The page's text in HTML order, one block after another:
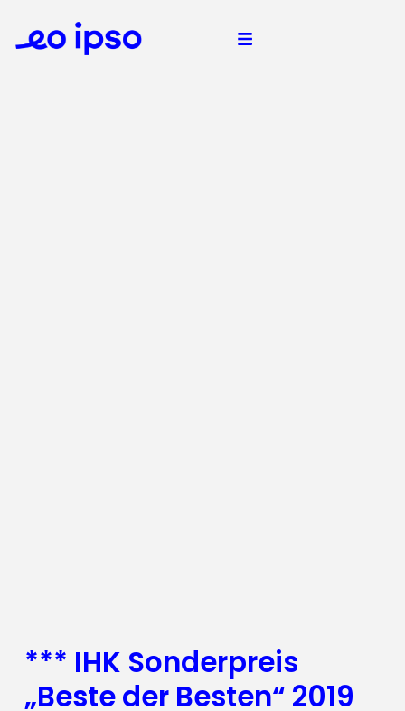
*** IHK Sonderpreis
„Beste der Besten“ 2019